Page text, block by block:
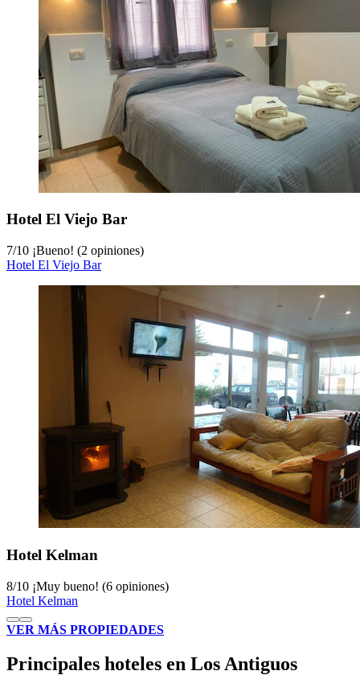
Hotel El Viejo Bar
7/10 ¡Bueno! (2 opiniones)
Hotel El Viejo Bar
Hotel Kelman
8/10 ¡Muy bueno! (6 opiniones)
Hotel Kelman
VER MÁS PROPIEDADES
Principales hoteles en Los Antiguos